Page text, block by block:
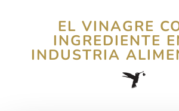
EL VINAGRE
INGREDIENTE
INDUSTRIA